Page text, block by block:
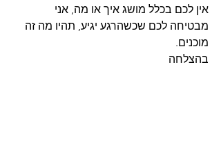
אין לכם בכלל מושג איך או מה, אני
מבטיחה לכם שכשהרגע יגיע, תהיו מה זה
מוכנים. ‎
בהצלחה